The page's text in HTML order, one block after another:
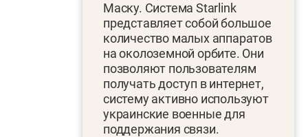
Маску. Система Starlink
представляет собой большое
количество малых аппаратов
на околоземной орбите. Они
позволяют пользователям
получать доступ в интернет,
систему активно используют
украинские военные для
поддержания связи.